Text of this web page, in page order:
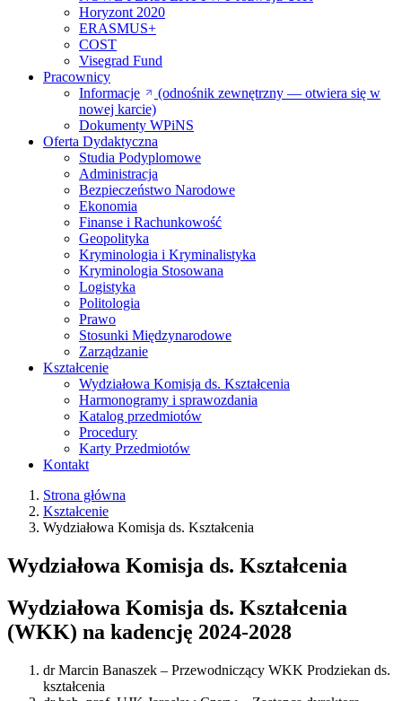
Horyzont 2020
ERASMUS+
COST
Visegrad Fund
Pracownicy
Informacje
(odnośnik zewnętrzny — otwiera się w
nowej karcie)
Dokumenty WPiNS
Oferta Dydaktyczna
Studia Podyplomowe
Administracja
Bezpieczeństwo Narodowe
Ekonomia
Finanse i Rachunkowość
Geopolityka
Kryminologia i Kryminalistyka
Kryminologia Stosowana
Logistyka
Politologia
Prawo
Stosunki Międzynarodowe
Zarządzanie
Kształcenie
Wydziałowa Komisja ds. Kształcenia
Harmonogramy i sprawozdania
Katalog przedmiotów
Procedury
Karty Przedmiotów
Kontakt
Strona główna
Kształcenie
Wydziałowa Komisja ds. Kształcenia
Wydziałowa Komisja ds. Kształcenia
Wydziałowa Komisja ds. Kształcenia
(WKK) na kadencję 2024-2028
dr Marcin Banaszek – Przewodniczący WKK Prodziekan ds.
kształcenia